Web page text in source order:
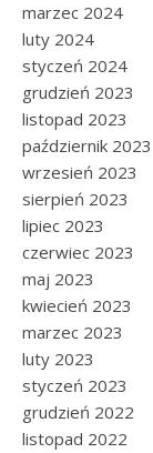
marzec 2024
luty 2024
styczeń 2024
grudzień 2023
listopad 2023
październik 2023
wrzesień 2023
sierpień 2023
lipiec 2023
czerwiec 2023
maj 2023
kwiecień 2023
marzec 2023
luty 2023
styczeń 2023
grudzień 2022
listopad 2022